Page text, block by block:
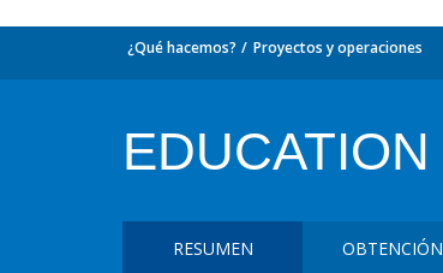
¿Qué hacemos? Proyectos y operaciones
EDUCATION
RESUMEN OBTENCIÓN